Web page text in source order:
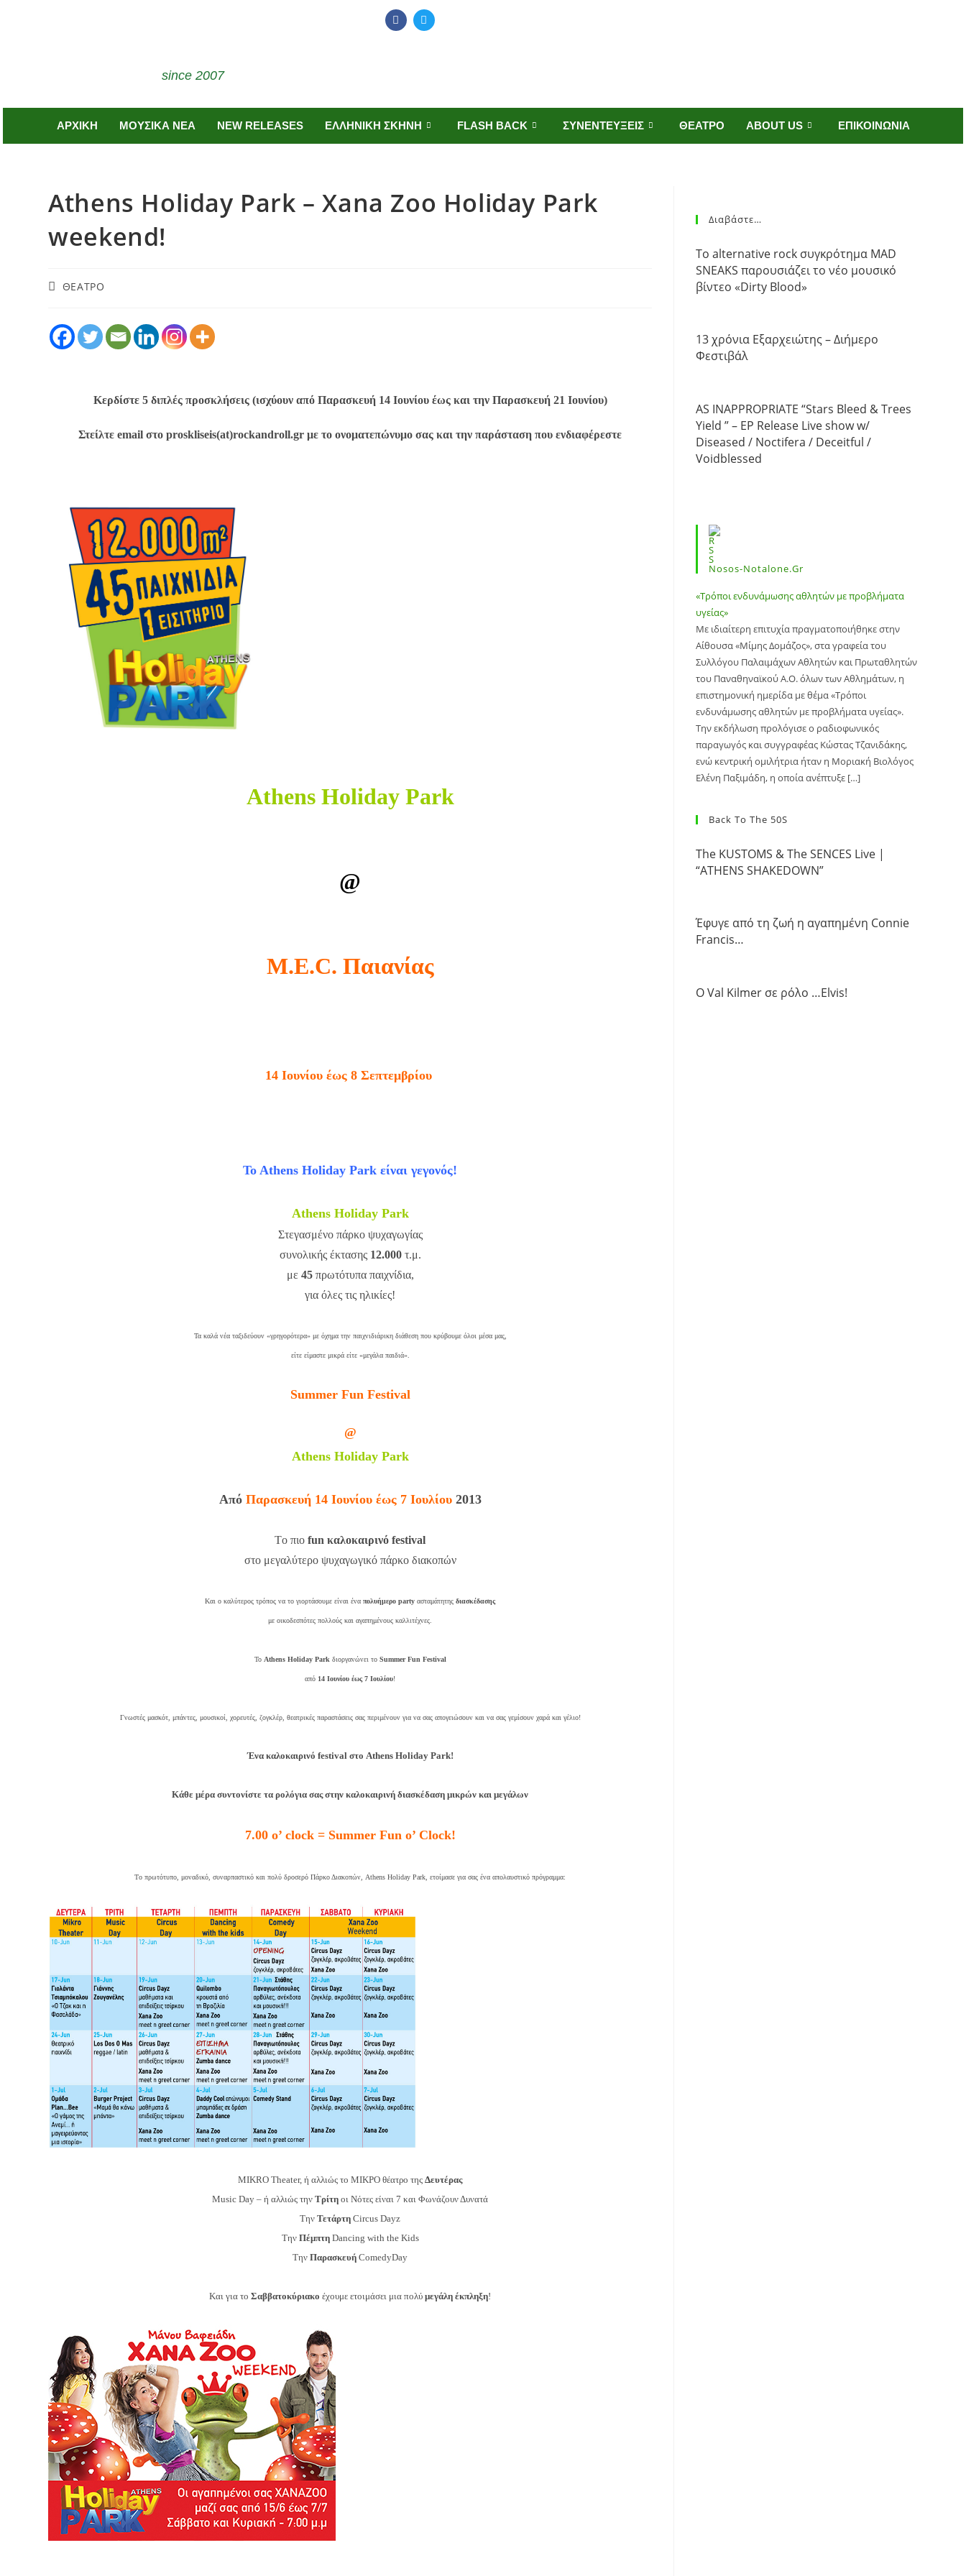
since 2007
ΑΡΧΙΚΗ ΜΟΥΣΙΚΑ ΝΕΑ NEW RELEASES ΕΛΛΗΝΙΚΗ ΣΚΗΝΗ FLASH BACK ΣΥΝΕΝΤΕΥΞΕΙΣ ΘΕΑΤΡΟ ABOUT US ΕΠΙΚΟΙΝΩΝΙΑ
Athens Holiday Park – Xana Zoo Holiday Park
weekend!
ΘΕΑΤΡΟ
Κερδίστε 5 διπλές προσκλήσεις (ισχύουν από Παρασκευή 14 Ιουνίου έως και την Παρασκευή 21 Ιουνίου)
Στείλτε email στο proskliseis(at)rockandroll.gr με το ονοματεπώνυμο σας και την παράσταση που ενδιαφέρεστε
Athens Holiday Park
@
M.E.C. Παιανίας
14 Ιουνίου έως 8 Σεπτεμβρίου
To Athens Holiday Park είναι γεγονός!
Athens Holiday Park
Στεγασμένο πάρκο ψυχαγωγίας
συνολικής έκτασης12.000τ.μ.
με 45πρωτότυπα παιχνίδια,
για όλες τις ηλικίες!
Τα καλά νέα ταξιδεύουν «γρηγορότερα» με όχημα την παιχνιδιάρικη διάθεση που κρύβουμε όλοι μέσα μας,
είτε είμαστε μικρά είτε «μεγάλα παιδιά».
Summer Fun Festival
@
Athens Holiday Park
Από Παρασκευή 14 Ιουνίου έως 7 Ιουλίου2013
Tο πιοfun καλοκαιρινό festival
στο μεγαλύτερο ψυχαγωγικό πάρκο διακοπών
Και ο καλύτερος τρόπος να το γιορτάσουμε είναι έναπολυήμερο party ασταμάτητηςδιασκέδασης
με οικοδεσπότες πολλούς και αγαπημένους καλλιτέχνες.
Το Athens Holiday Park διοργανώνει το Summer Fun Festival
από 14 Ιουνίου έως 7 Ιουλίου!
Γνωστές μασκότ, μπάντες, μουσικοί, χορευτές, ζογκλέρ, θεατρικές παραστάσεις σας περιμένουν για να σας απογειώσουν και να σας γεμίσουν χαρά και γέλιο!
Ένα καλοκαιρινό festival στο Athens Holiday Park!
Κάθε μέρα συντονίστε τα ρολόγια σας στην καλοκαιρινή διασκέδαση μικρών και μεγάλων
7.00 ο’ clock = Summer Fun ο’ Clock!
Τo πρωτότυπο, μοναδικό, συναρπαστικό και πολύ δροσερό Πάρκο Διακοπών, Athens Holiday Park, ετοίμασε για σας ένα απολαυστικό πρόγραμμα:
MIKRO Theater, ή αλλιώς το ΜΙΚΡΟ θέατρο τηςΔευτέρας
Music Day – ή αλλιώς τηνΤρίτη οι Νότες είναι 7 και Φωνάζουν Δυνατά
ΤηνΤετάρτη Circus Dayz
Την ΠέμπτηDancing with the Kids
ΤηνΠαρασκευή ComedyDay
Και για τοΣαββατοκύριακο έχουμε ετοιμάσει μια πολύμεγάλη έκπληξη!
Διαβάστε…
Το alternative rock συγκρότημα MAD
SNEAKS παρουσιάζει το νέο μουσικό
βίντεο «Dirty Blood»
13 χρόνια Εξαρχειώτης – Διήμερο
Φεστιβάλ
AS INAPPROPRIATE “Stars Bleed & Trees
Yield ” – EP Release Live show w/
Diseased / Noctifera / Deceitful /
Voidblessed
Nosos-Notalone.gr
«Τρόποι ενδυνάμωσης αθλητών με προβλήματα
υγείας»
Με ιδιαίτερη επιτυχία πραγματοποιήθηκε στην
Αίθουσα «Μίμης Δομάζος», στα γραφεία του
Συλλόγου Παλαιμάχων Αθλητών και Πρωταθλητών
του Παναθηναϊκού Α.Ο. όλων των Αθλημάτων, η
επιστημονική ημερίδα με θέμα «Τρόποι
ενδυνάμωσης αθλητών με προβλήματα υγείας».
Την εκδήλωση προλόγισε ο ραδιοφωνικός
παραγωγός και συγγραφέας Κώστας Τζανιδάκης,
ενώ κεντρική ομιλήτρια ήταν η Μοριακή Βιολόγος
Ελένη Παξιμάδη, η οποία ανέπτυξε […]
Back To The 50S
The KUSTOMS & The SENCES Live |
“ATHENS SHAKEDOWN”
Έφυγε από τη ζωή η αγαπημένη Connie
Francis…
Ο Val Kilmer σε ρόλο …Elvis!